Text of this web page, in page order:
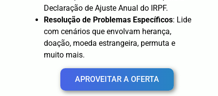
Declaração de Ajuste Anual do IRPF.
Resolução de Problemas Específicos: Lide
com cenários que envolvam herança,
doação, moeda estrangeira, permuta e
muito mais.
APROVEITAR A OFERTA